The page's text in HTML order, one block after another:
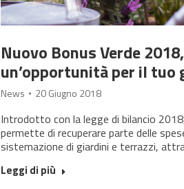
Nuovo Bonus Verde 2018,
un’opportunità per il tuo
News 20 Giugno 2018
Introdotto con la legge di bilancio
permette di recuperare parte delle
sistemazione di giardini e terrazzi,
Leggi di più